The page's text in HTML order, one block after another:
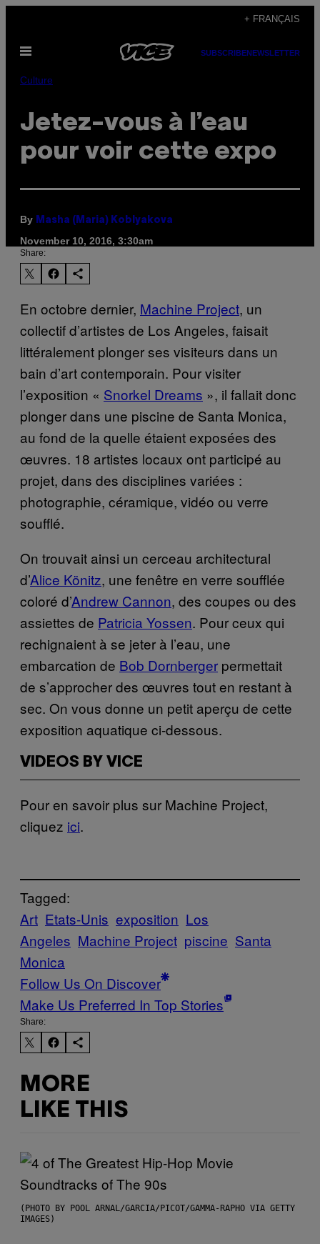
content
+ FRANÇAIS
Open
SUBSCRIBENEWSLETTER
Culture
Jetez-vous à l’eau
pour voir cette expo
By Masha (Maria) Koblyakova
November 10, 2016, 3:30am
Share:
En octobre dernier, Machine Project, un
collectif d’artistes de Los Angeles, faisait
littéralement plonger ses visiteurs dans un
bain d’art contemporain. Pour visiter
l’exposition « Snorkel Dreams », il fallait donc
plonger dans une piscine de Santa Monica,
au fond de la quelle étaient exposées des
œuvres. 18 artistes locaux ont participé au
projet, dans des disciplines variées :
photographie, céramique, vidéo ou verre
soufflé.
On trouvait ainsi un cerceau architectural
d’Alice Könitz, une fenêtre en verre soufflée
coloré d’Andrew Cannon, des coupes ou des
assiettes de Patricia Yossen. Pour ceux qui
rechignaient à se jeter à l’eau, une
embarcation de Bob Dornberger permettait
de s’approcher des œuvres tout en restant à
sec. On vous donne un petit aperçu de cette
exposition aquatique ci-dessous.
VIDEOS BY VICE
Pour en savoir plus sur Machine Project,
cliquez ici.
Tagged:
Art Etats-Unis exposition Los
Angeles Machine Project piscine Santa
Monica
Follow Us On Discover
Make Us Preferred In Top Stories
Share:
MORE
LIKE THIS
(PHOTO BY POOL ARNAL/GARCIA/PICOT/GAMMA-RAPHO VIA GETTY
IMAGES)